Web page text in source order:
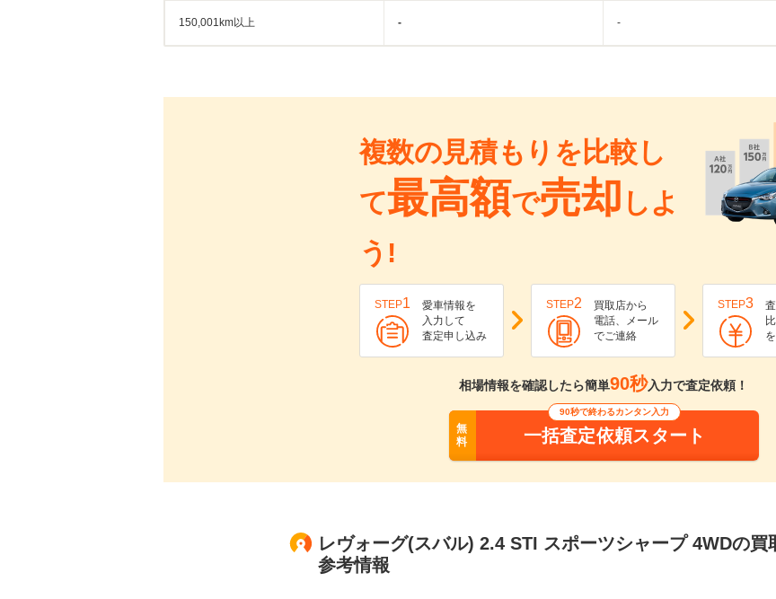
150,001km以上 - -
複数の見積もりを比較し
て最高額で売却 しよ
う!
STEP1
愛車情報を
入力して
査定申し込み
STEP2
買取店から
電話、メール
でご連絡
STEP3
相場情報を確認したら簡単90秒入力で査定依頼！
無
料
90秒で終わるカンタン入力
一括査定依頼スタート
レヴォーグ(スバル) 2.4 STI スポーツシャープ 4WDの買
参考情報